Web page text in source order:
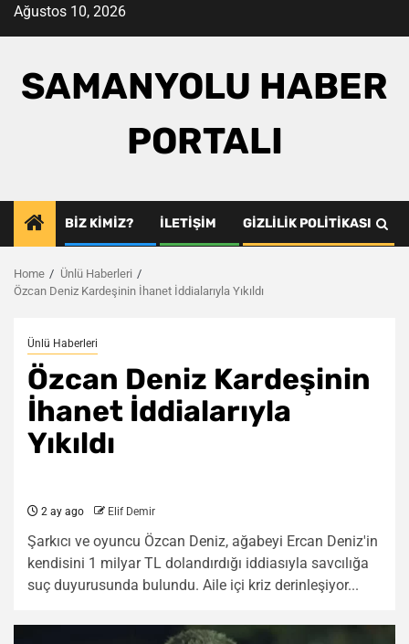
SkipAğustos 10, 2026
SAMANYOLU HABER
PORTALI
BIZ KIMIZ? İLETIŞIM GIZLILIK POLITIKASI
Home
Ünlü Haberleri
Özcan Deniz Kardeşinin İhanet İddialarıyla Yıkıldı
Ünlü Haberleri
Özcan Deniz Kardeşinin
İhanet İddialarıyla
Yıkıldı
2 ay ago Elif Demir
Şarkıcı ve oyuncu Özcan Deniz, ağabeyi Ercan Deniz'in
kendisini 1 milyar TL dolandırdığı iddiasıyla savcılığa
suç duyurusunda bulundu. Aile içi kriz derinleşiyor...